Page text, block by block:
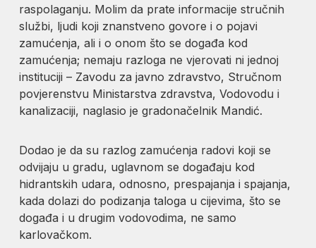
raspolaganju. Molim da prate informacije stručnih
službi, ljudi koji znanstveno govore i o pojavi
zamućenja, ali i o onom što se događa kod
zamućenja; nemaju razloga ne vjerovati ni jednoj
instituciji – Zavodu za javno zdravstvo, Stručnom
povjerenstvu Ministarstva zdravstva, Vodovodu i
kanalizaciji, naglasio je gradonačelnik Mandić.
Dodao je da su razlog zamućenja radovi koji se
odvijaju u gradu, uglavnom se događaju kod
hidrantskih udara, odnosno, prespajanja i spajanja,
kada dolazi do podizanja taloga u cijevima, što se
događa i u drugim vodovodima, ne samo
karlovačkom.